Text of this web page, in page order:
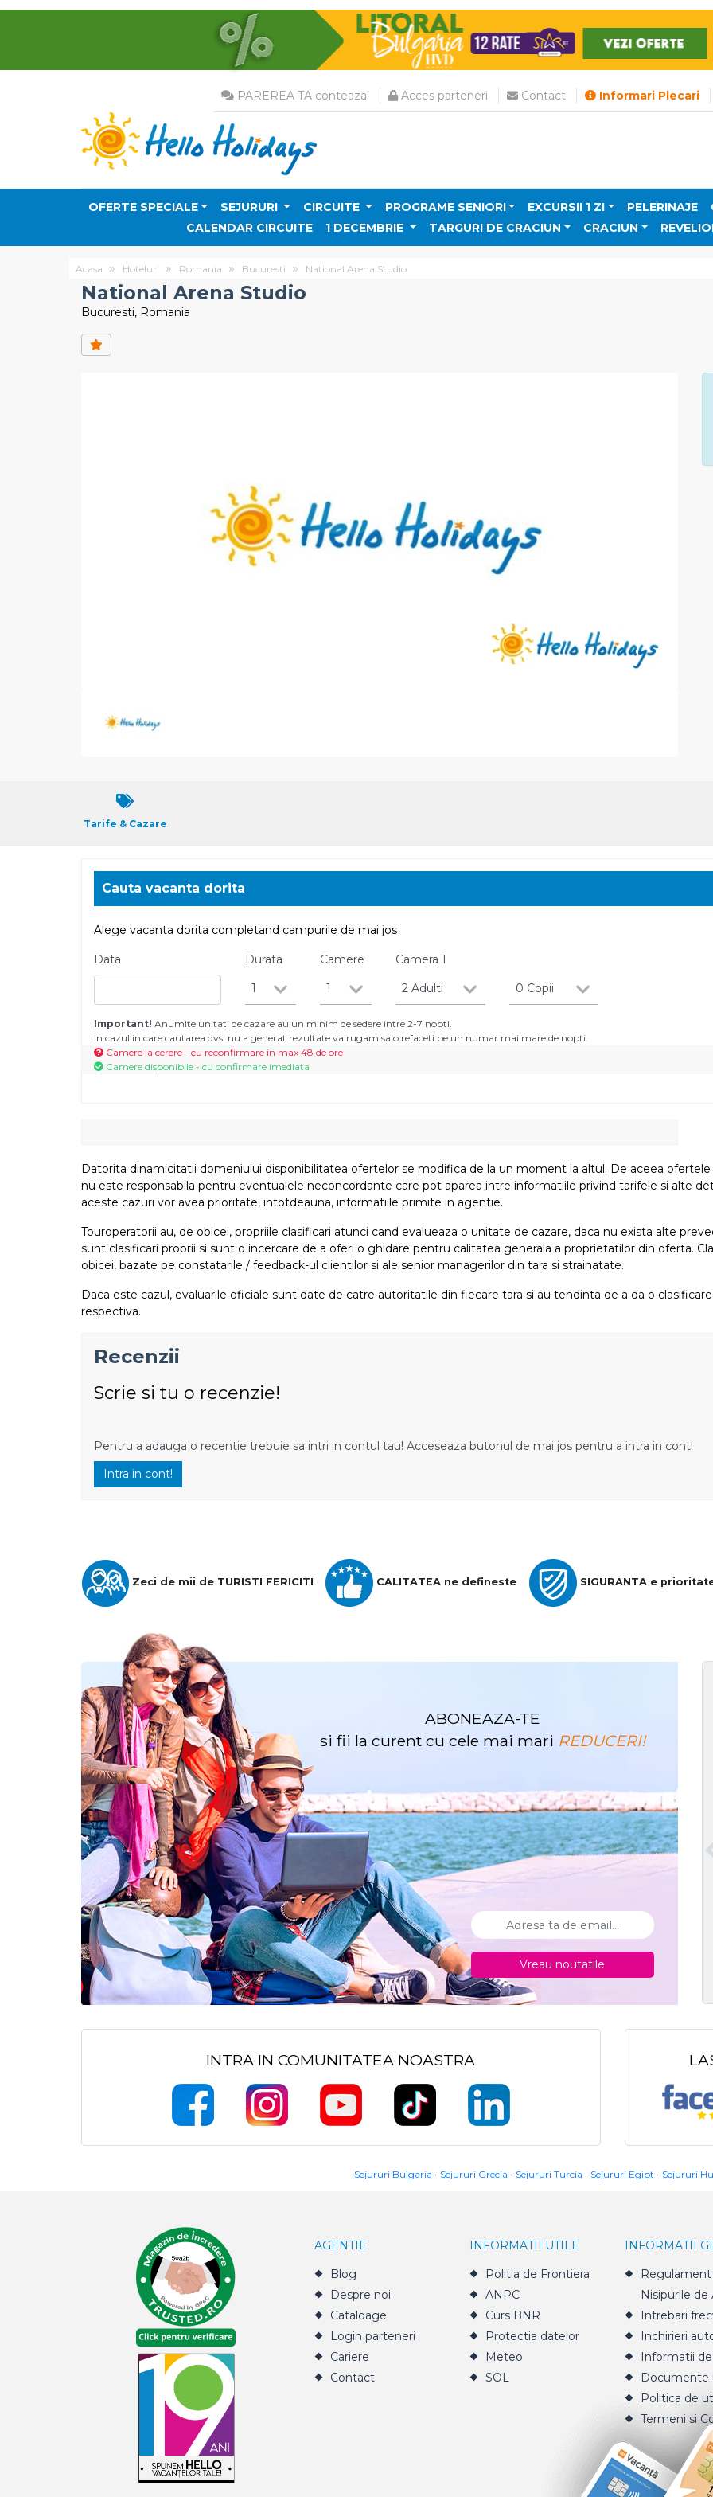
PAREREA TA conteaza! Acces parteneri Contact Informari Plecari
OFERTE SPECIALE SEJURURI CIRCUITE PROGRAME SENIORI EXCURSII 1 ZI PELERINAJE
CALENDAR CIRCUITE
1 DECEMBRIE TARGURI DE CRACIUN CRACIUN
Acasa Hoteluri Romania Bucuresti National Arena Studio
National Arena Studio
Bucuresti, Romania
Tarife & Cazare
Cauta vacanta dorita
Alege vacanta dorita completand campurile de mai jos
Data
Durata
1
Camere
1
Camera1
2 Adulti
0 Copii
Important! Anumite unitati de cazare au un minim de sedere intre 2-7 nopti.
In cazul in care cautarea dvs. nu a generat rezultate va rugam sa o refaceti pe un numar mai mare de nopti.
Camere la cerere - cu reconfirmare in max 48 de ore
Camere disponibile - cu confirmare imediata
Datorita dinamicitatii domeniului disponibilitatea ofertelor se modifica de la un moment la altul. De aceea
nu este responsabila pentru eventualele neconcordante care pot aparea intre informatiile privind tarifele si alte
aceste cazuri vor avea prioritate, intotdeauna, informatiile primite in agentie.
Touroperatorii au, de obicei, propriile clasificari atunci cand evalueaza o unitate de cazare, daca nu exista alte
sunt clasificari proprii si sunt o incercare de a oferi o ghidare pentru calitatea generala a proprietatilor din oferta.
obicei, bazate pe constatarile / feedback-ul clientilor si ale senior managerilor din tara si strainatate.
Daca este cazul, evaluarile oficiale sunt date de catre autoritatile din fiecare tara si au tendinta de a da o
respectiva.
Recenzii
Scrie si tu o recenzie!
Pentru a adauga o recentie trebuie sa intri in contul tau! Acceseaza butonul de mai jos pentru a intra in cont!
Intra in cont!
Zeci de mii de TURISTI FERICITI CALITATEA ne defineste SIGURANTA e
ABONEAZA-TE
si fii la curent cu cele mai mari REDUCERI!
Vreau noutatile
INTRA IN COMUNITATEA NOASTRA
Sejururi Bulgaria Sejururi Grecia Sejururi Turcia Sejururi Egipt Sejururi
AGENTIE
Blog
Despre noi
Cataloage
Login parteneri
Cariere
Contact
INFORMATII UTILE
Politia de Frontiera
ANPC
Curs BNR
Protectia datelor
Meteo
SOL
INFORMATII
Regulament
Nisipurile de
Intrebari
Inchirieri
Informatii
Documente
Politica de
Termeni si